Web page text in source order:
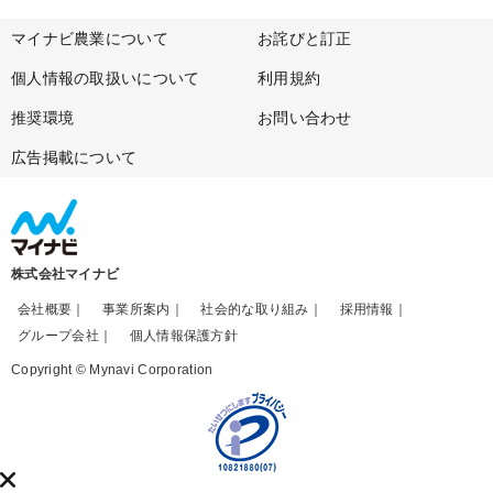
マイナビ農業について お詫びと訂正
個人情報の取扱いについて 利用規約
推奨環境 お問い合わせ
広告掲載について
株式会社マイナビ
会社概要 事業所案内 社会的な取り組み
採用情報
グループ会社
個人情報保護方針
Copyright © Mynavi Corporation